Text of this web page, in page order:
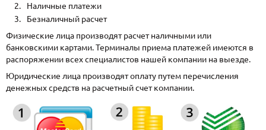
Наличные платежи
Безналичный расчет
Физические лица производят расчет наличными или
банковскими картами. Терминалы приема платежей имеются в
распоряжении всех специалистов нашей компании на выезде.
Юридические лица производят оплату путем перечисления
денежных средств на расчетный счет компании.